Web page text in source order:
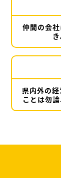
仲間の会
県内外の
ことは勿